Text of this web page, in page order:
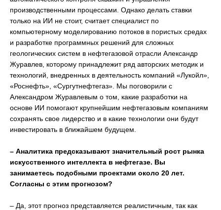
производственными процессами. Однако делать ставки
только на ИИ не стоит, считает специалист по
компьютерному моделированию потоков в пористых средах
и разработке программных решений для сложных
геологических систем в нефтегазовой отрасли Александр
Журавлев, которому принадлежит ряд авторских методик и
технологий, внедренных в деятельность компаний «Лукойл»,
«Роснефть», «Сургутнефтегаз». Мы поговорили с
Александром Журавлевым о том, какие разработки на
основе ИИ помогают крупнейшим нефтегазовым компаниям
сохранять свое лидерство и в какие технологии они будут
инвестировать в ближайшем будущем.
– Аналитика предсказывают значительный рост рынка
искусственного интеллекта в нефтегазе. Вы
занимаетесь подобными проектами около 20 лет.
Согласны с этим прогнозом?
– Да, этот прогноз представляется реалистичным, так как